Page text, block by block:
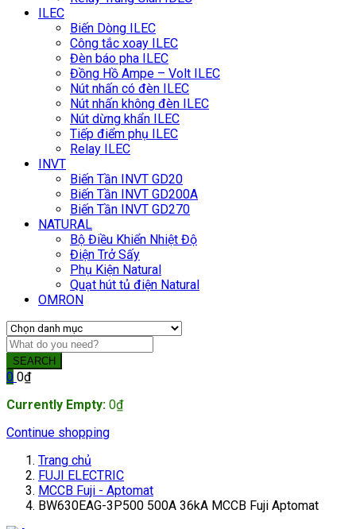
ILEC
Biến Dòng ILEC
Công tắc xoay ILEC
Đèn báo pha ILEC
Đồng Hồ Ampe – Volt ILEC
Nút nhấn có đèn ILEC
Nút nhấn không đèn ILEC
Nút dừng khẩn ILEC
Tiếp điểm phụ ILEC
Relay ILEC
INVT
Biến Tần INVT GD20
Biến Tần INVT GD200A
Biến Tần INVT GD270
NATURAL
Bộ Điều Khiển Nhiệt Độ
Điện Trở Sấy
Phụ Kiện Natural
Quạt hút tủ điện Natural
OMRON
SEARCH
0 0₫
Currently Empty: 0₫
Continue shopping
Trang chủ
FUJI ELECTRIC
MCCB Fuji - Aptomat
BW630EAG-3P500 500A 36kA MCCB Fuji Aptomat